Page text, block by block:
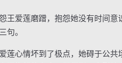
爱莲磨蹭，抱怨她没有时间意
句。
心情坏到了极点，她碍于公共